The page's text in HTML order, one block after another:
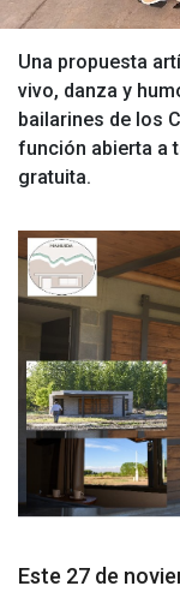
Una propuesta
vivo, danza y
bailarines de los
función abierta a
gratuita.
Este 27 de